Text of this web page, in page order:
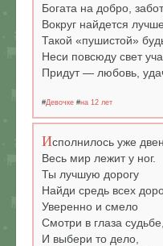
Богата на добро,
Вокруг найдется
Такой «пушистой»
Неси повсюду свет
Придут — любовь,
#Девочке #на 12 лет
Исполнилось уже
Весь мир лежит у ног.
Ты лучшую дорогу
Найди средь всех
Уверенно и смело
Смотри в глаза судьбе,
И выбери то дело,